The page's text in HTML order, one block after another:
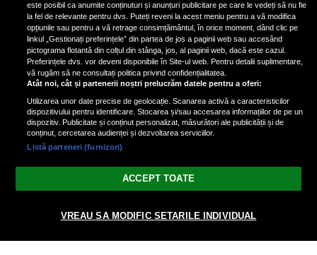
Nicki Minaj, acuzată de agresiune
de fostul manager: Detalii șocante
din proces
Nicki Minaj le-a lăudat pe...
Vezi varianta Desktop
© 2026 radiodcnews.ro | Toate drepturile rezervate.
este posibil ca anumite conținuturi și anunțuri publicitare pe care le vedeți să nu fie
la fel de relevante pentru dvs. Puteți reveni la acest meniu pentru a vă modifica
opțiunile sau pentru a vă retrage consimțământul, în orice moment, dând clic pe
linkul „Gestionați preferințele” din partea de jos a paginii web sau accesând
pictograma flotantă din colțul din stânga, jos, al paginii web, dacă este cazul.
Preferințele dvs. vor deveni disponibile în Site-ul web. Pentru detalii suplimentare,
vă rugăm să ne consultați politica privind confidențialitatea.
Atât noi, cât și partenerii noștri prelucrăm datele pentru a oferi:
Utilizarea unor date precise de geolocație. Scanarea activă a caracteristicilor
dispozitivului pentru identificare. Stocarea și/sau accesarea informațiilor de pe un
dispozitiv. Publicitate și conținut personalizat, măsurători ale publicității și de
conținut, cercetarea audienței și dezvoltarea serviciilor.
Listă parteneri (furnizori)
ACCEPT TOATE
VREAU SA MODIFIC SETARILE INDIVIDUAL